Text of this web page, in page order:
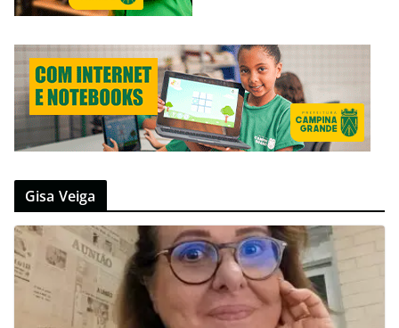
Gisa Veiga